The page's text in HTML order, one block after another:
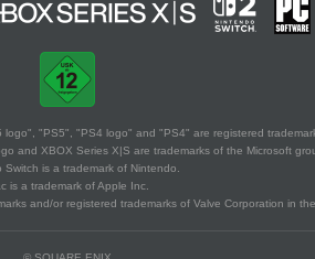
"PS5", "PS4 logo" and "PS4" are registered
and XBOX Series X|S are trademarks of the Microsoft
Switch is a trademark of Nintendo.
is a trademark of Apple Inc.
and/or registered trademarks of Valve Corporation in